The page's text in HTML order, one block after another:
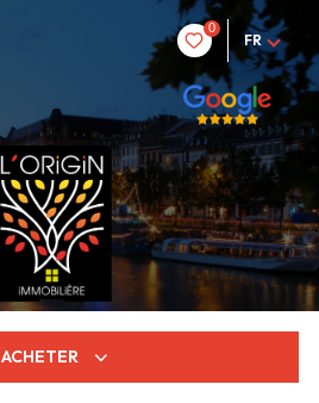
0
FR
ACHETER